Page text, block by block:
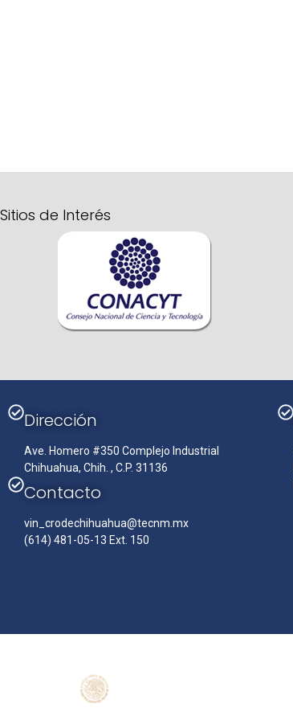
Sitios de Interés
Dirección
Ave. Homero #350 Complejo Industrial
Chihuahua, Chih. , C.P. 31136
Contacto
vin_crodechihuahua@tecnm.mx
(614) 481-05-13 Ext. 150